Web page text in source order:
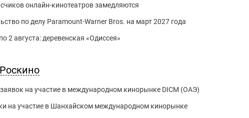
онлайн-кинотеатров замедляются
по делу Paramount-Warner Bros. на март 2027 года
2 августа: деревенская «Одиссея»
на участие в международном кинорынке DICM (ОАЭ)
на участие в Шанхайском международном кинорынке